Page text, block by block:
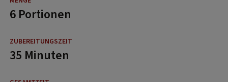
6 Portionen
35 Minuten